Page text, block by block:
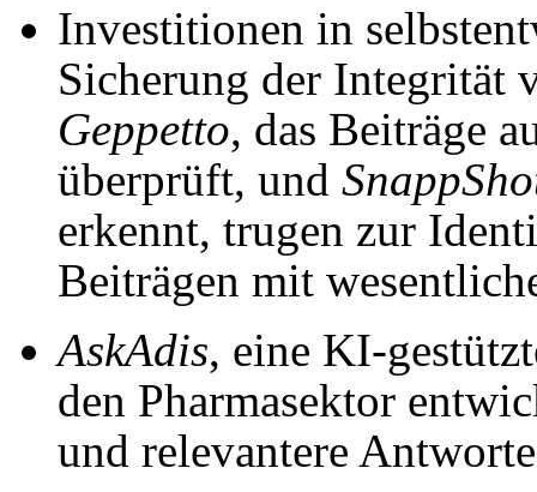
Investitionen in
Sicherung der Integrität
Geppetto, das Beiträge
überprüft, und
erkennt, trugen zur
Beiträgen mit
AskAdis, eine KI-
den Pharmasektor
und relevantere